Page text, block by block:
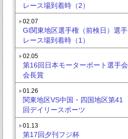
レース場到着時（2）
02.07
GI関東地区選手権（前検日）選手
レース場到着時（1）
02.05
第16回日本モーターボート選手会
会長賞
01.26
関東地区VS中国・四国地区第41
回デイリースポーツ
01.13
第17回夕刊フジ杯